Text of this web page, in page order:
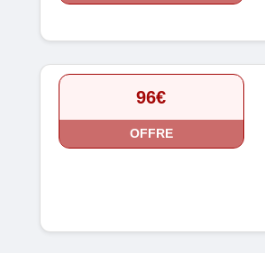
96€
OFFRE